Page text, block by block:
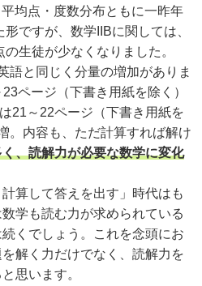
均点・度数分布ともに一昨年
ですが、数学II Bに関しては、
生徒が少なくなりました。
語と同じく分量の増加がありま
23ページ（下書き用紙を除く）
21～22ページ（下書き用紙を
。内容も、ただ計算すれば解け
、読解力が必要な数学に変化
算して答えを出す」時代はも
学も読む力が求められている
くでしょう。これを念頭にお
解く力だけでなく、読解力を
思います。